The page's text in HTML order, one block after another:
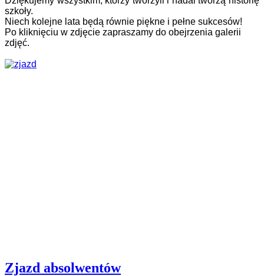
szkoły.
Niech kolejne lata będą równie piękne i pełne sukcesów!
Po kliknięciu w zdjęcie zapraszamy do obejrzenia galerii
zdjęć.
Zjazd absolwentów